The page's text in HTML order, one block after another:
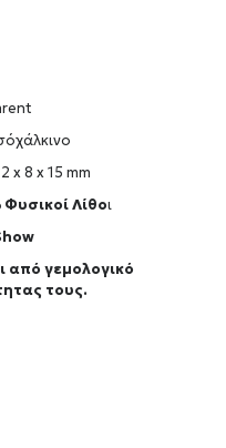
x 8 x 15 mm
Λίθοι
από γεμολογικό
τους.